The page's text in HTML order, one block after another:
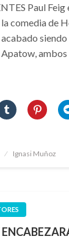
Paul
comedia de
Ignasi Muñoz